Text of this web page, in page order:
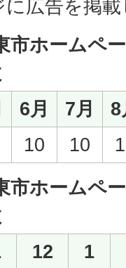
広告を掲
市ホームペ
6月 7月
8
10 10
市ホームペ
12
1